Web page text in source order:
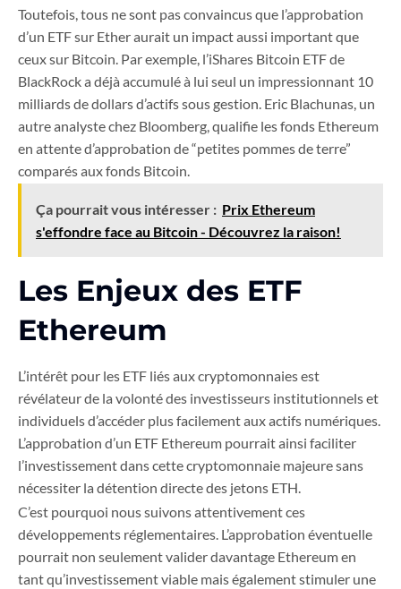
Toutefois, tous ne sont pas convaincus que l’approbation
d’un ETF sur Ether aurait un impact aussi important que
ceux sur Bitcoin. Par exemple, l’iShares Bitcoin ETF de
BlackRock a déjà accumulé à lui seul un impressionnant 10
milliards de dollars d’actifs sous gestion. Eric Blachunas, un
autre analyste chez Bloomberg, qualifie les fonds Ethereum
en attente d’approbation de “petites pommes de terre”
comparés aux fonds Bitcoin.
Ça pourrait vous intéresser : Prix Ethereum
s'effondre face au Bitcoin - Découvrez la raison!
Les Enjeux des ETF
Ethereum
L’intérêt pour les ETF liés aux cryptomonnaies est
révélateur de la volonté des investisseurs institutionnels et
individuels d’accéder plus facilement aux actifs numériques.
L’approbation d’un ETF Ethereum pourrait ainsi faciliter
l’investissement dans cette cryptomonnaie majeure sans
nécessiter la détention directe des jetons ETH.
C’est pourquoi nous suivons attentivement ces
développements réglementaires. L’approbation éventuelle
pourrait non seulement valider davantage Ethereum en
tant qu’investissement viable mais également stimuler une